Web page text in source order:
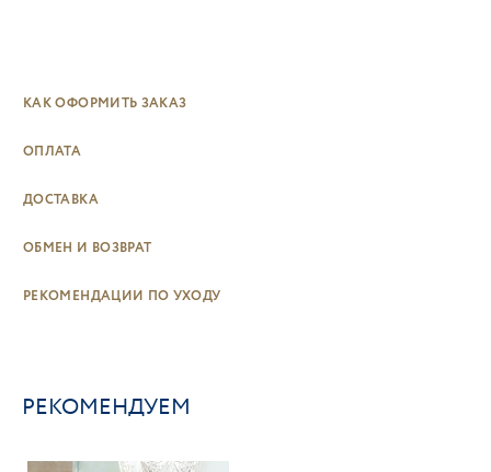
КАК ОФОРМИТЬ ЗАКАЗ
ОПЛАТА
ДОСТАВКА
ОБМЕН И ВОЗВРАТ
РЕКОМЕНДАЦИИ ПО УХОДУ
РЕКОМЕНДУЕМ